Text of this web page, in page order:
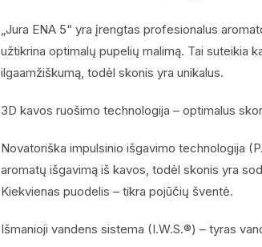
„Jura ENA 5“ yra įrengtas profesionalus
užtikrina optimalų pupelių malimą. Tai suteikia
ilgaamžiškumą, todėl skonis yra unikalus.
3D kavos ruošimo technologija – optimalus
Novatoriška impulsinio išgavimo technologija
aromatų išgavimą iš kavos, todėl skonis yra
Kiekvienas puodelis – tikra pojūčių šventė.
Išmanioji vandens sistema (I.W.S.®) – tyras